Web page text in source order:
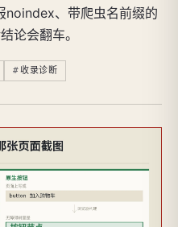
noindex、带爬虫名前缀的
论会翻车。
收录诊断